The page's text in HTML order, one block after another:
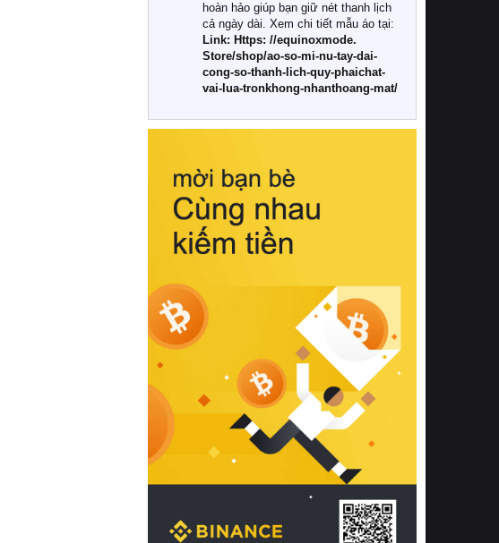
Khác với các dòng sản phẩm thông
thường, những bộ chăn ga gối đệm
cao cấp trải qua quy trình sản xuất
nghiêm ngặt từ khâu chọn lọc nguyên
liệu tự nhiên đến công nghệ dệt
nhuộm hiện đại không chứa hóa chất
này, bạn sẽ cảm nhận rõ rệt sự khác
hồi chuẩn xác của phần đệm nâng đỡ
cột sống.
Bên cạnh đó, việc lựa chọn các dòng
sản phẩm đạt chuẩn chất lượng quốc
tế còn giúp ngăn ngừa tình trạng kích
khuẩn và nấm mốc trong điều kiện
thời tiết nóng ẩm. Bạn có thể tìm hiểu
thêm các nghiên cứu khoa học về tác
động của giấc ngủ và môi trường
phòng ngủ đối với sức khỏe con
người tại Sleep Foundation (External
Link) để có cái nhìn toàn diện hơn.
2. Các tiêu chí vàng khi lựa chọn
chăn ga gối đệm cao cấp cho phòng
ngủ
Để sở hữu một bộ chăn ga gối đệm
cao cấp hoàn hảo cả về thẩm mỹ lẫn
công năng, người tiêu dùng cần cân
nhắc kỹ lưỡng các tiêu chí quan trọng
hoàn hảo giúp bạn giữ nét thanh lịch
cả ngày dài. Xem chi tiết mẫu áo tại:
Link: Https: //equinoxmode.
Store/shop/ao-so-mi-nu-tay-dai-
cong-so-thanh-lich-quy-phaichat-
vai-lua-tronkhong-nhanthoang-mat/